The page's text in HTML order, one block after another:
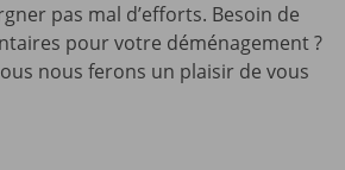
pas mal d’efforts. Besoin de
pour votre déménagement ?
nous ferons un plaisir de vous